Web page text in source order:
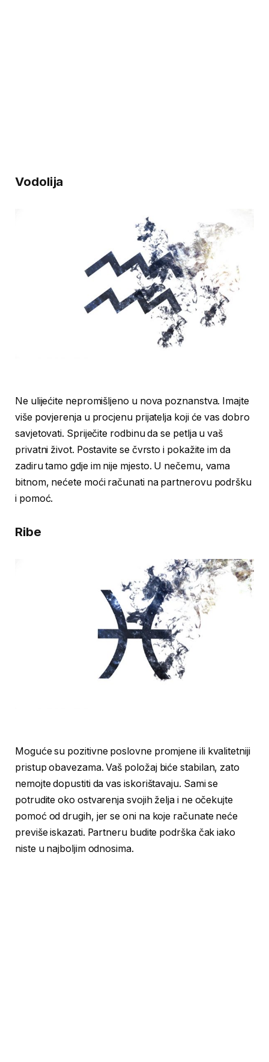
Vodolija
Ne ulijećite nepromišljeno u nova poznanstva. Imajte
više povjerenja u procjenu prijatelja koji će vas dobro
savjetovati. Spriječite rodbinu da se petlja u vaš
privatni život. Postavite se čvrsto i pokažite im da
zadiru tamo gdje im nije mjesto. U nečemu, vama
bitnom, nećete moći računati na partnerovu podršku
i pomoć.
Ribe
Moguće su pozitivne poslovne promjene ili kvalitetniji
pristup obavezama. Vaš položaj biće stabilan, zato
nemojte dopustiti da vas iskorištavaju. Sami se
potrudite oko ostvarenja svojih želja i ne očekujte
pomoć od drugih, jer se oni na koje računate neće
previše iskazati. Partneru budite podrška čak iako
niste u najboljim odnosima.